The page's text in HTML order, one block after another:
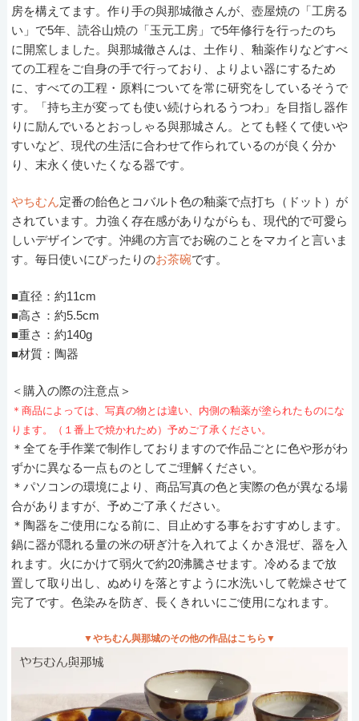
房を構えてます。作り手の與那城徹さんが、壺屋焼の「工房る
い」で5年、読谷山焼の「玉元工房」で5年修行を行ったのち
に開窯しました。與那城徹さんは、土作り、釉薬作りなどすべ
ての工程をご自身の手で行っており、よりよい器にするため
に、すべての工程・原料についてを常に研究をしているそうで
す。「持ち主が変っても使い続けられるうつわ」を目指し器作
りに励んでいるとおっしゃる與那城さん。とても軽くて使いや
すいなど、現代の生活に合わせて作られているのが良く分か
り、末永く使いたくなる器です。
やちむん定番の飴色とコバルト色の釉薬で点打ち（ドット）が
されています。力強く存在感がありながらも、現代的で可愛ら
しいデザインです。沖縄の方言でお碗のことをマカイと言いま
す。毎日使いにぴったりのお茶碗です。
■直径：約11cm
■高さ：約5.5cm
■重さ：約140g
■材質：陶器
＜購入の際の注意点＞
＊商品によっては、写真の物とは違い、内側の釉薬が塗られたものにな
ります。（１番上で焼かれため）予めご了承ください。
＊全てを手作業で制作しておりますので作品ごとに色や形がわ
ずかに異なる一点ものとしてご理解ください。
＊パソコンの環境により、商品写真の色と実際の色が異なる場
合がありますが、予めご了承ください。
＊陶器をご使用になる前に、目止めする事をおすすめします。
鍋に器が隠れる量の米の研ぎ汁を入れてよくかき混ぜ、器を入
れます。火にかけて弱火で約20沸騰させます。冷めるまで放
置して取り出し、ぬめりを落とすように水洗いして乾燥させて
完了です。色染みを防ぎ、長くきれいにご使用になれます。
▼やちむん與那城のその他の作品はこちら▼